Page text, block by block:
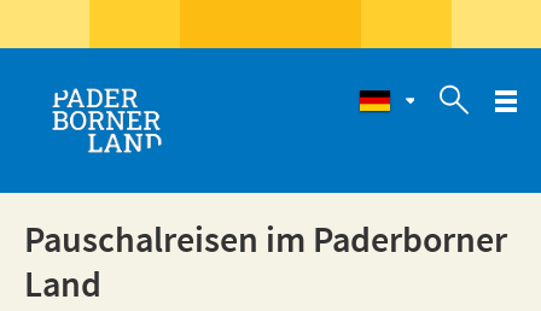

Pauschalreisen im Paderborner
Land